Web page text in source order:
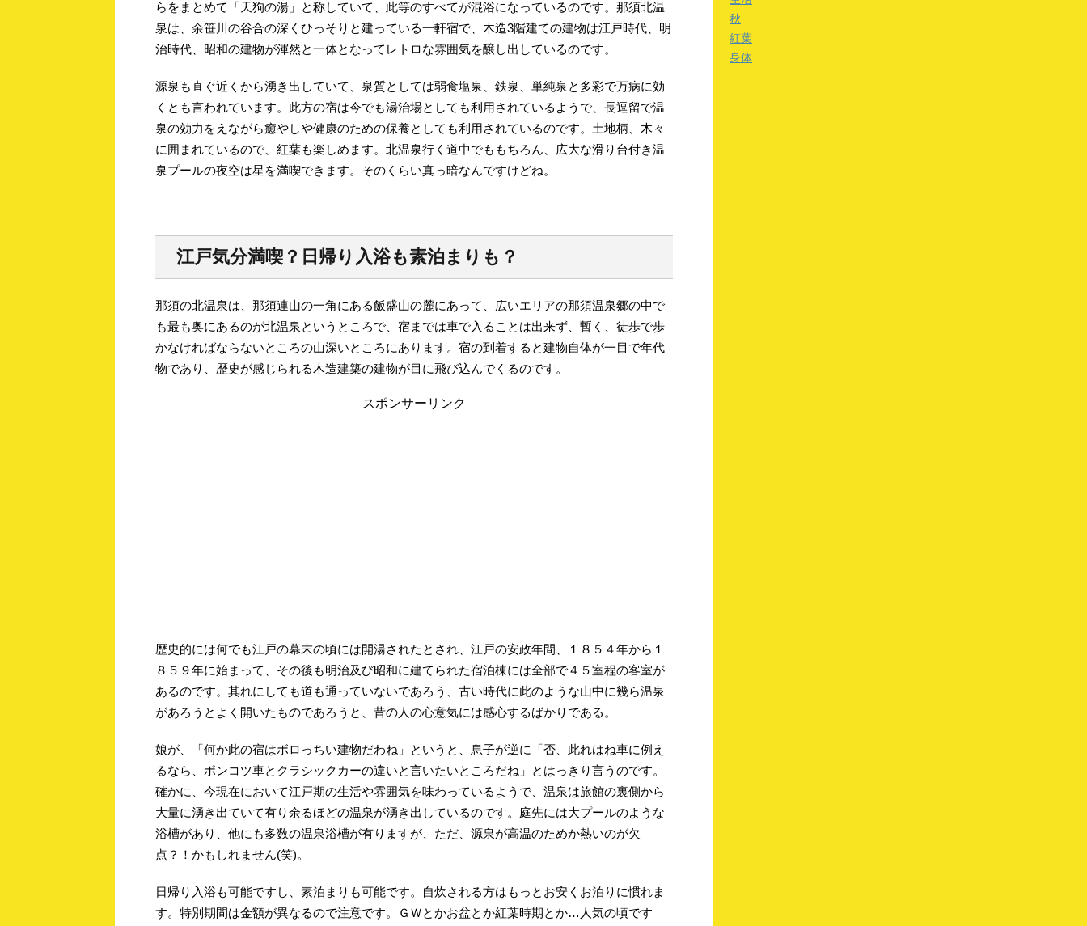
らをまとめて「天狗の湯」と称していて、此等のすべてが混浴になっているのです。那須北温
泉は、余笹川の谷合の深くひっそりと建っている一軒宿で、木造3階建ての建物は江戸時代、明
治時代、昭和の建物が渾然と一体となってレトロな雰囲気を醸し出しているのです。
源泉も直ぐ近くから湧き出していて、泉質としては弱食塩泉、鉄泉、単純泉と多彩で万病に効
くとも言われています。此方の宿は今でも湯治場としても利用されているようで、長逗留で温
泉の効力をえながら癒やしや健康のための保養としても利用されているのです。土地柄、木々
に囲まれているので、紅葉も楽しめます。北温泉行く道中でももちろん、広大な滑り台付き温
泉プールの夜空は星を満喫できます。そのくらい真っ暗なんですけどね。
江戸気分満喫？日帰り入浴も素泊まりも？
那須の北温泉は、那須連山の一角にある飯盛山の麓にあって、広いエリアの那須温泉郷の中で
も最も奥にあるのが北温泉というところで、宿までは車で入ることは出来ず、暫く、徒歩で歩
かなければならないところの山深いところにあります。宿の到着すると建物自体が一目で年代
物であり、歴史が感じられる木造建築の建物が目に飛び込んでくるのです。
スポンサーリンク
歴史的には何でも江戸の幕末の頃には開湯されたとされ、江戸の安政年間、１８５４年から１
８５９年に始まって、その後も明治及び昭和に建てられた宿泊棟には全部で４５室程の客室が
あるのです。其れにしても道も通っていないであろう、古い時代に此のような山中に幾ら温泉
があろうとよく開いたものであろうと、昔の人の心意気には感心するばかりである。
娘が、「何か此の宿はボロっちい建物だわね」というと、息子が逆に「否、此れはね車に例え
るなら、ポンコツ車とクラシックカーの違いと言いたいところだね」とはっきり言うのです。
確かに、今現在において江戸期の生活や雰囲気を味わっているようで、温泉は旅館の裏側から
大量に湧き出ていて有り余るほどの温泉が湧き出しているのです。庭先には大プールのような
浴槽があり、他にも多数の温泉浴槽が有りますが、ただ、源泉が高温のためか熱いのが欠
点？！かもしれません(笑)。
日帰り入浴も可能ですし、素泊まりも可能です。自炊される方はもっとお安くお泊りに慣れま
す。特別期間は金額が異なるので注意です。ＧＷとかお盆とか紅葉時期とか…人気の頃です
秋
紅葉
身体